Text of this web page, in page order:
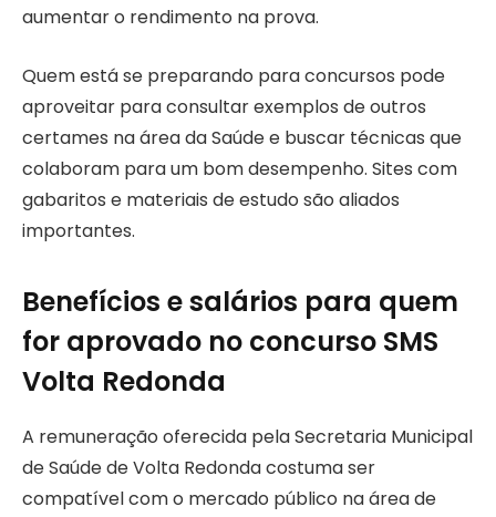
aumentar o rendimento na prova.
Quem está se preparando para concursos pode
aproveitar para consultar exemplos de outros
certames na área da Saúde e buscar técnicas que
colaboram para um bom desempenho. Sites com
gabaritos e materiais de estudo são aliados
importantes.
Benefícios e salários para quem
for aprovado no concurso SMS
Volta Redonda
A remuneração oferecida pela Secretaria Municipal
de Saúde de Volta Redonda costuma ser
compatível com o mercado público na área de